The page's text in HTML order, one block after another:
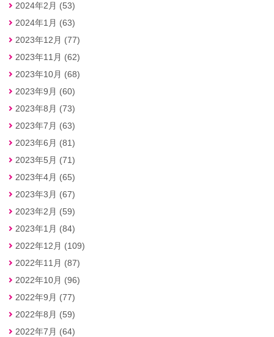
2024年2月 (53)
2024年1月 (63)
2023年12月 (77)
2023年11月 (62)
2023年10月 (68)
2023年9月 (60)
2023年8月 (73)
2023年7月 (63)
2023年6月 (81)
2023年5月 (71)
2023年4月 (65)
2023年3月 (67)
2023年2月 (59)
2023年1月 (84)
2022年12月 (109)
2022年11月 (87)
2022年10月 (96)
2022年9月 (77)
2022年8月 (59)
2022年7月 (64)